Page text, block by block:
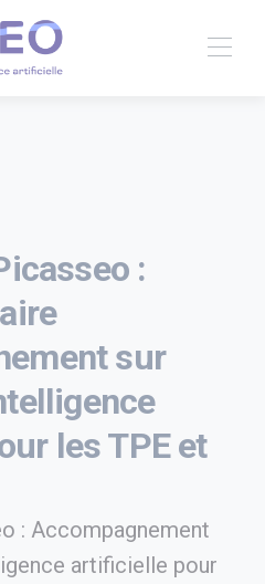
:
sur
les TPE et
: Accompagnement
artificielle pour